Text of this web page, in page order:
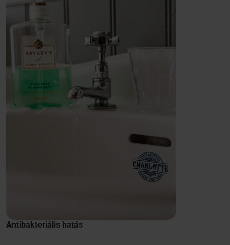
Antibakteriális hatás